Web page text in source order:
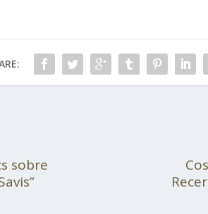
sobre